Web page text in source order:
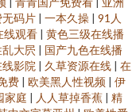
码片 | 一本久操 | 91人
线观看 | 黄色三级在线播
大屄 | 国产九色在线播
线影院 | 久草资源在线 | 在
费 | 欧美黑人性视频 | 伊
家庭 | 人人草掉香蕉 | 精